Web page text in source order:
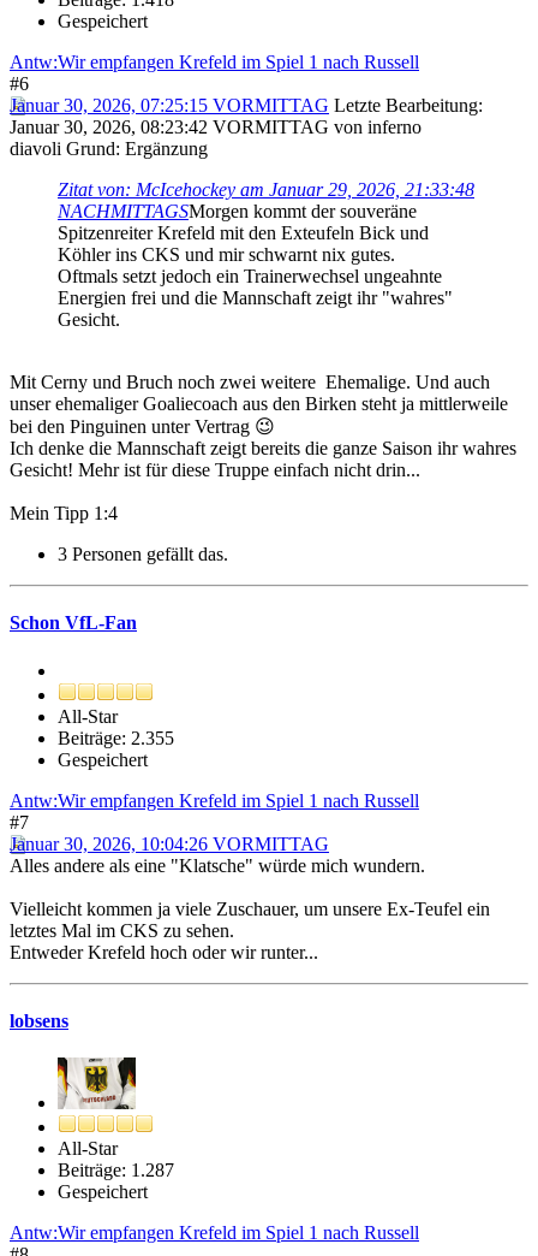
Gespeichert
Antw:Wir empfangen Krefeld im Spiel 1 nach Russell
#6
Januar 30, 2026, 07:25:15 VORMITTAG Letzte Bearbeitung:
Januar 30, 2026, 08:23:42 VORMITTAG von inferno
diavoli Grund: Ergänzung
Zitat von: McIcehockey am Januar 29, 2026, 21:33:48
NACHMITTAGSMorgen kommt der souveräne
Spitzenreiter Krefeld mit den Exteufeln Bick und
Köhler ins CKS und mir schwarnt nix gutes.
Oftmals setzt jedoch ein Trainerwechsel ungeahnte
Energien frei und die Mannschaft zeigt ihr "wahres"
Gesicht.
Mit Cerny und Bruch noch zwei weitere Ehemalige. Und auch
unser ehemaliger Goaliecoach aus den Birken steht ja mittlerweile
bei den Pinguinen unter Vertrag 😉
Ich denke die Mannschaft zeigt bereits die ganze Saison ihr wahres
Gesicht! Mehr ist für diese Truppe einfach nicht drin...
Mein Tipp 1:4
3 Personen gefällt das.
Schon VfL-Fan
All-Star
Beiträge: 2.355
Gespeichert
Antw:Wir empfangen Krefeld im Spiel 1 nach Russell
#7
Januar 30, 2026, 10:04:26 VORMITTAG
Alles andere als eine "Klatsche" würde mich wundern.
Vielleicht kommen ja viele Zuschauer, um unsere Ex-Teufel ein
letztes Mal im CKS zu sehen.
Entweder Krefeld hoch oder wir runter...
lobsens
All-Star
Beiträge: 1.287
Gespeichert
Antw:Wir empfangen Krefeld im Spiel 1 nach Russell